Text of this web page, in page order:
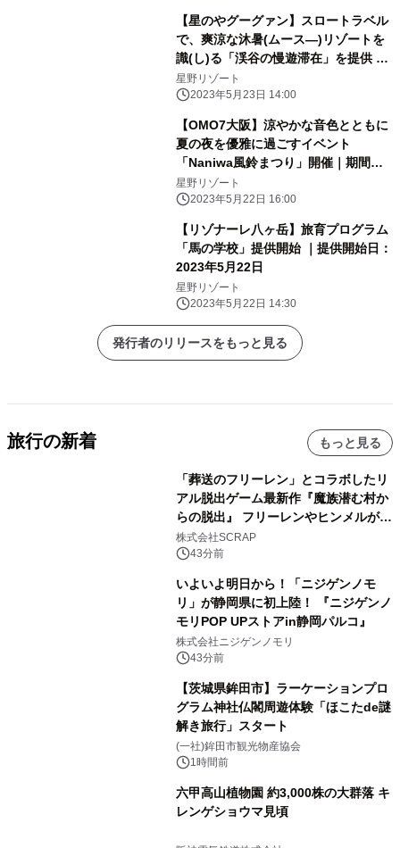
2023年6月21日～9月15日
【星のやグーグァン】スロートラベル
で、爽涼な沐暑(ムース―)リゾートを
識(し)る「渓谷の慢遊滞在」を提供 ～
森林散策や川辺のピクニックで谷關(グ
ーグァン)と「つながる」2泊3日の滞
在プログラム～｜期間：2023年7月1
日〜8月31日
星野リゾート
2023年5月23日 14:00
【OMO7大阪】涼やかな音色とともに
夏の夜を優雅に過ごすイベント
「Naniwa風鈴まつり」開催｜期間：
2023年6月1日～8月31日
星野リゾート
2023年5月22日 16:00
【リゾナーレ八ヶ岳】旅育プログラム
「馬の学校」提供開始 ｜提供開始日：
2023年5月22日
星野リゾート
2023年5月22日 14:30
発行者のリリースをもっと見る
旅行の新着 もっと見る
「葬送のフリーレン」とコラボしたリ
アル脱出ゲーム最新作『魔族潜む村か
らの脱出』 フリーレンやヒンメルが武
器を手に魔族を見据える描き下ろしメ
インビジュアル公開
株式会社SCRAP
43分前
いよいよ明日から！「ニジゲンノモ
リ」が静岡県に初上陸！ 『ニジゲンノ
モリPOP UPストアin静岡パルコ』
株式会社ニジゲンノモリ
43分前
【茨城県鉾田市】ラーケーションプロ
グラム神社仏閣周遊体験「ほこたde謎
解き旅行」スタート
(一社)鉾田市観光物産協会
1時間前
六甲高山植物園 約3,000株の大群落 キ
レンゲショウマ見頃